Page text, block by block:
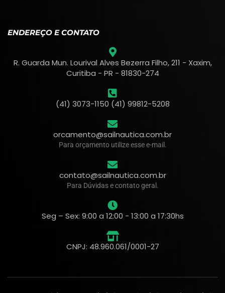
ENDEREÇO E CONTATO
R. Guarda Mun. Lourival Alves Bezerra Filho, 211 - Xaxim,
Curitiba - PR - 81830-274
(41) 3073-1150 (41) 99812-5208
orcamento@sailnautica.com.br
Para orçamento utilize esse e-mail.
contato@sailnautica.com.br
Para Dúvidas e contato geral.
Seg – Sex: 9:00 a 12:00 - 13:00 a 17:30hs
CNPJ: 48.960.061/0001-27